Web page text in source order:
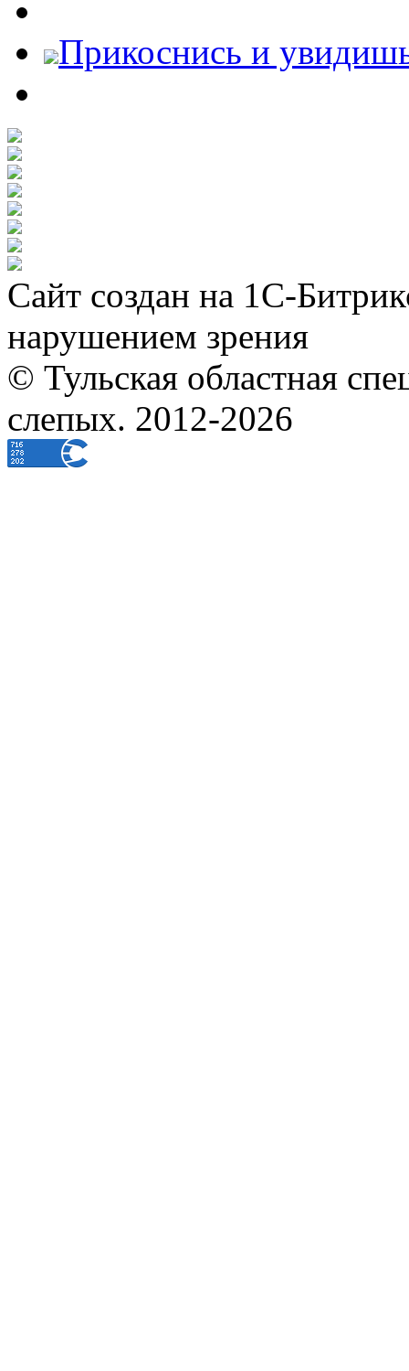
Прикоснись и
Сайт создан на 1С-
нарушением зрения
© Тульская областная
слепых. 2012-2026